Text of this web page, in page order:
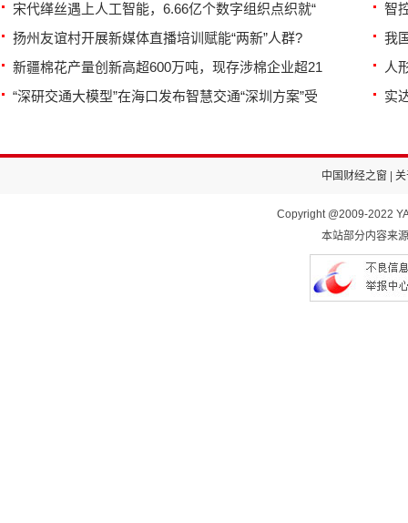
宋代缂丝遇上人工智能，6.66亿个数字组织点织就“
智
扬州友谊村开展新媒体直播培训赋能“两新”人群?
我
新疆棉花产量创新高超600万吨，现存涉棉企业超21
人
“深研交通大模型”在海口发布智慧交通“深圳方案”受
实
中国财经之窗 关
Copyright @2009-2022
本站部分内容来